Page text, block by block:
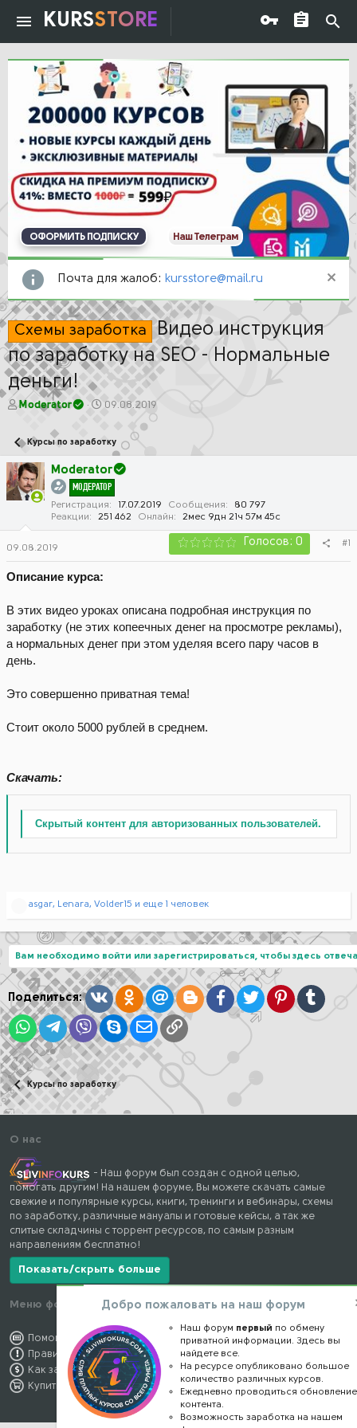
KURSSTORE
ОФОРМИТЬ ПОДПИСКУ Наш Телеграм
Почта для жалоб: kursstore@mail.ru
Схемы заработка Видео инструкция
по заработку на SEO - Нормальные
деньги!
А
о
р
т
е
Moderator
Д
а
а
ч
а
л
а
09.08.2019
Курсы по заработку
Moderator
МОДЕРАТОР
Регистрация 17.07.2019 Сообщения
80 797
Реакции
251 462 Онлайн 2мес 9дн 21ч 57м 45с
09.08.2019 Голосов: 0 #1
Описание курса:
В этих видео уроках описана подробная инструкция по
заработку (не этих копеечных денег на просмотре рекламы),
а нормальных денег при этом уделяя всего пару часов в
день.
Это совершенно приватная тема!
Стоит около 5000 рублей в среднем.
Скачать:
Скрытый контент для авторизованных пользователей.
Р
ц
и
и
:
asgar, Lenara, Volder15 и еще 1 человек
Вам необходимо войти или зарегистрироваться, чтобы здесь
Поделиться: ВконтактеОдноклассники
Mail.ruBloggerFacebook
TwitterPinterestTumblr
WhatsAppTelegram
ViberSkypeЭлектронная почта
Ссылка
Курсы по заработку
О нас
- Наш форум был создан с одной целью,
помогать другим! На нашем форуме, Вы можете скачать самые
свежие и популярные курсы, книги, тренинги и вебинары, схемы
по заработку, различные мануалы и готовые кейсы, а так же
слитые складчины с торрент ресурсов, по самым разным
направлениям бесплатно!
Показать/скрыть больше
Меню форума
Помощь по форуму
Правила форума
Как заработать
Купить премиум
Наши контакты
kursstore@mail.ru
Обратная связь
Конфиденциальность
Правообладателям
Добро пожаловать на наш форум
Наш форум первый по обмену
приватной информации. Здесь вы
найдете все.
На ресурсе опубликовано большое
количество различных курсов.
Ежедневно проводиться обновление
контента.
Возможность заработка на нашем